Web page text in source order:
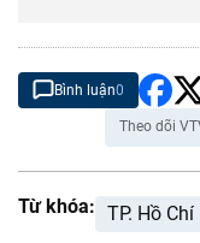
Bình luận0
Theo dõi
Từ khóa: TP. Hồ